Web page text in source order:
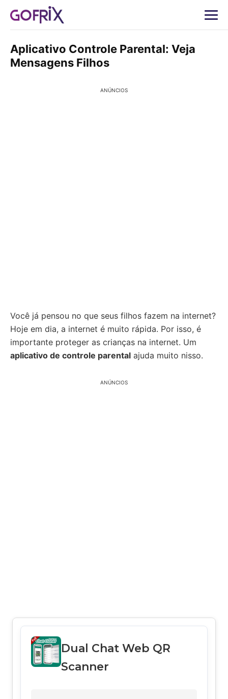
Aplicativo Controle Parental: Veja
Mensagens Filhos
ANÚNCIOS
Você já pensou no que seus filhos fazem na internet?
Hoje em dia, a internet é muito rápida. Por isso, é
importante proteger as crianças na internet. Um
aplicativo de controle parental ajuda muito nisso.
ANÚNCIOS
Dual Chat Web QR
Scanner